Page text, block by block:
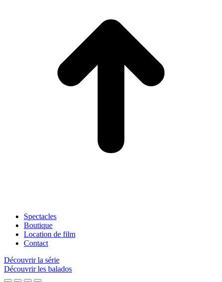
Spectacles
Boutique
Location de film
Contact
Découvrir la série
Découvrir les balados